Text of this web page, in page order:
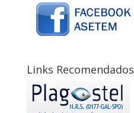
Links Recomendados